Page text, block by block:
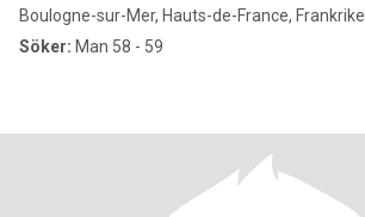
Boulogne-sur-Mer, Hauts-de-France, Frankrike
Söker: Man 58 - 59